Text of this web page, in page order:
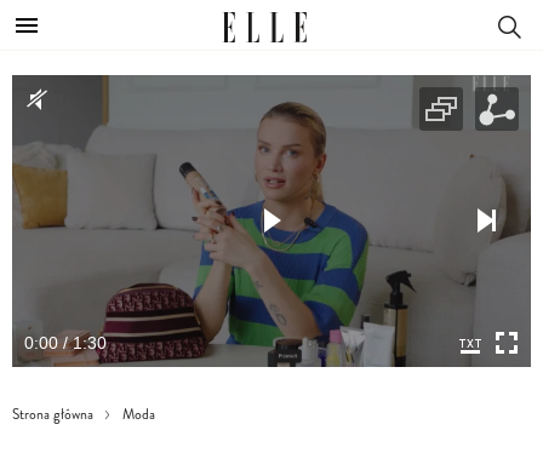
0:00 / 1:30
Strona główna Moda